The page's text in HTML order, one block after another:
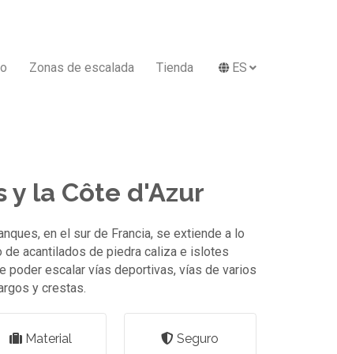
Zonas de escalada Tienda ES
y la Côte d'Azur
en el sur de Francia, se extiende a lo
de acantilados de piedra caliza e islotes
poder escalar vías deportivas, vías de varios
y crestas.
Material Seguro